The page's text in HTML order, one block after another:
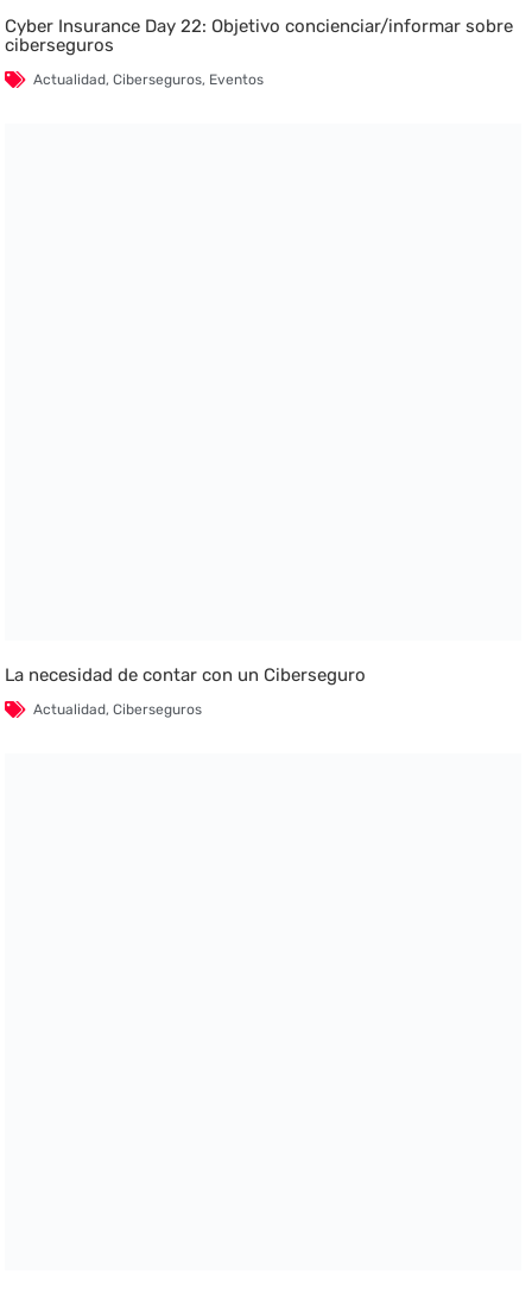
Cyber Insurance Day 22: Objetivo concienciar/informar sobre
ciberseguros
Actualidad,Ciberseguros, Eventos
La necesidad de contar con un Ciberseguro
Actualidad,Ciberseguros